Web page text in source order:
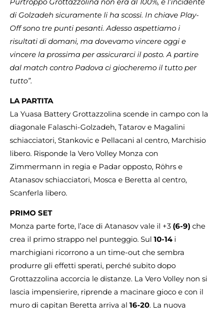
di Golzadeh sicuramente li ha scossi. In chiave Play-
Off sono tre punti pesanti. Adesso aspettiamo i
risultati di domani, ma dovevamo vincere oggi e
vincere la prossima per assicurarci il posto. A partire
dal match contro Padova ci giocheremo il tutto per
tutto”.
LA PARTITA
La Yuasa Battery Grottazzolina scende in campo con la
diagonale Falaschi-Golzadeh, Tatarov e Magalini
schiacciatori, Stankovic e Pellacani al centro, Marchisio
libero. Risponde la Vero Volley Monza con
Zimmermann in regia e Padar opposto, Röhrs e
Atanasov schiacciatori, Mosca e Beretta al centro,
Scanferla libero.
PRIMO SET
Monza parte forte, l’ace di Atanasov vale il +3 (6-9) che
crea il primo strappo nel punteggio. Sul 10-14 i
marchigiani ricorrono a un time-out che sembra
produrre gli effetti sperati, perché subito dopo
Grottazzolina accorcia le distanze. La Vero Volley non si
lascia impensierire, riprende a macinare gioco e con il
muro di capitan Beretta arriva al 16-20. La nuova